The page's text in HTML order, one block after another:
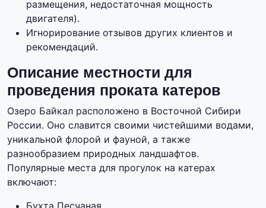
размещения, недостаточная мощность
двигателя).
Игнорирование отзывов других клиентов и
рекомендаций.
Описание местности для
проведения проката катеров
Озеро Байкал расположено в Восточной Сибири
России. Оно славится своими чистейшими водами,
уникальной флорой и фауной, а также
разнообразием природных ландшафтов.
Популярные места для прогулок на катерах
включают: